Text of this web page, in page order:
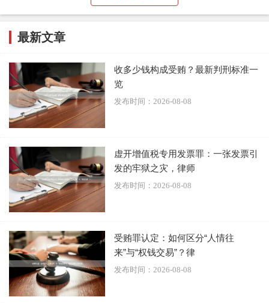
与假想防卫容易混淆的是防卫过当。防卫过当是建立在真实
存在不法侵害的基础上，只是防卫行为明显超过了必要限
度。而假想防卫是建立在不存在不法侵害的基础上，这是二
者的本质区别。
值得注意的是，近年来出现了一些新型假想防卫情形。例如
在网络空间中，因误解他人言论而采取"反击"措施；或者在
公共场所因误会他人行为而先发制人。这些情况都可能涉及
假想防卫的认定问题。
最新文章
收多少钱构成受贿？最新判刑标准一
览
发布时间：2026-08-08
虚开增值税专用发票罪：一张发票引
发的牢狱之灾，律师
发布时间：2026-08-08
受贿罪认定：如何区分“人情往
来”与“权钱交易”？律
发布时间：2026-08-08